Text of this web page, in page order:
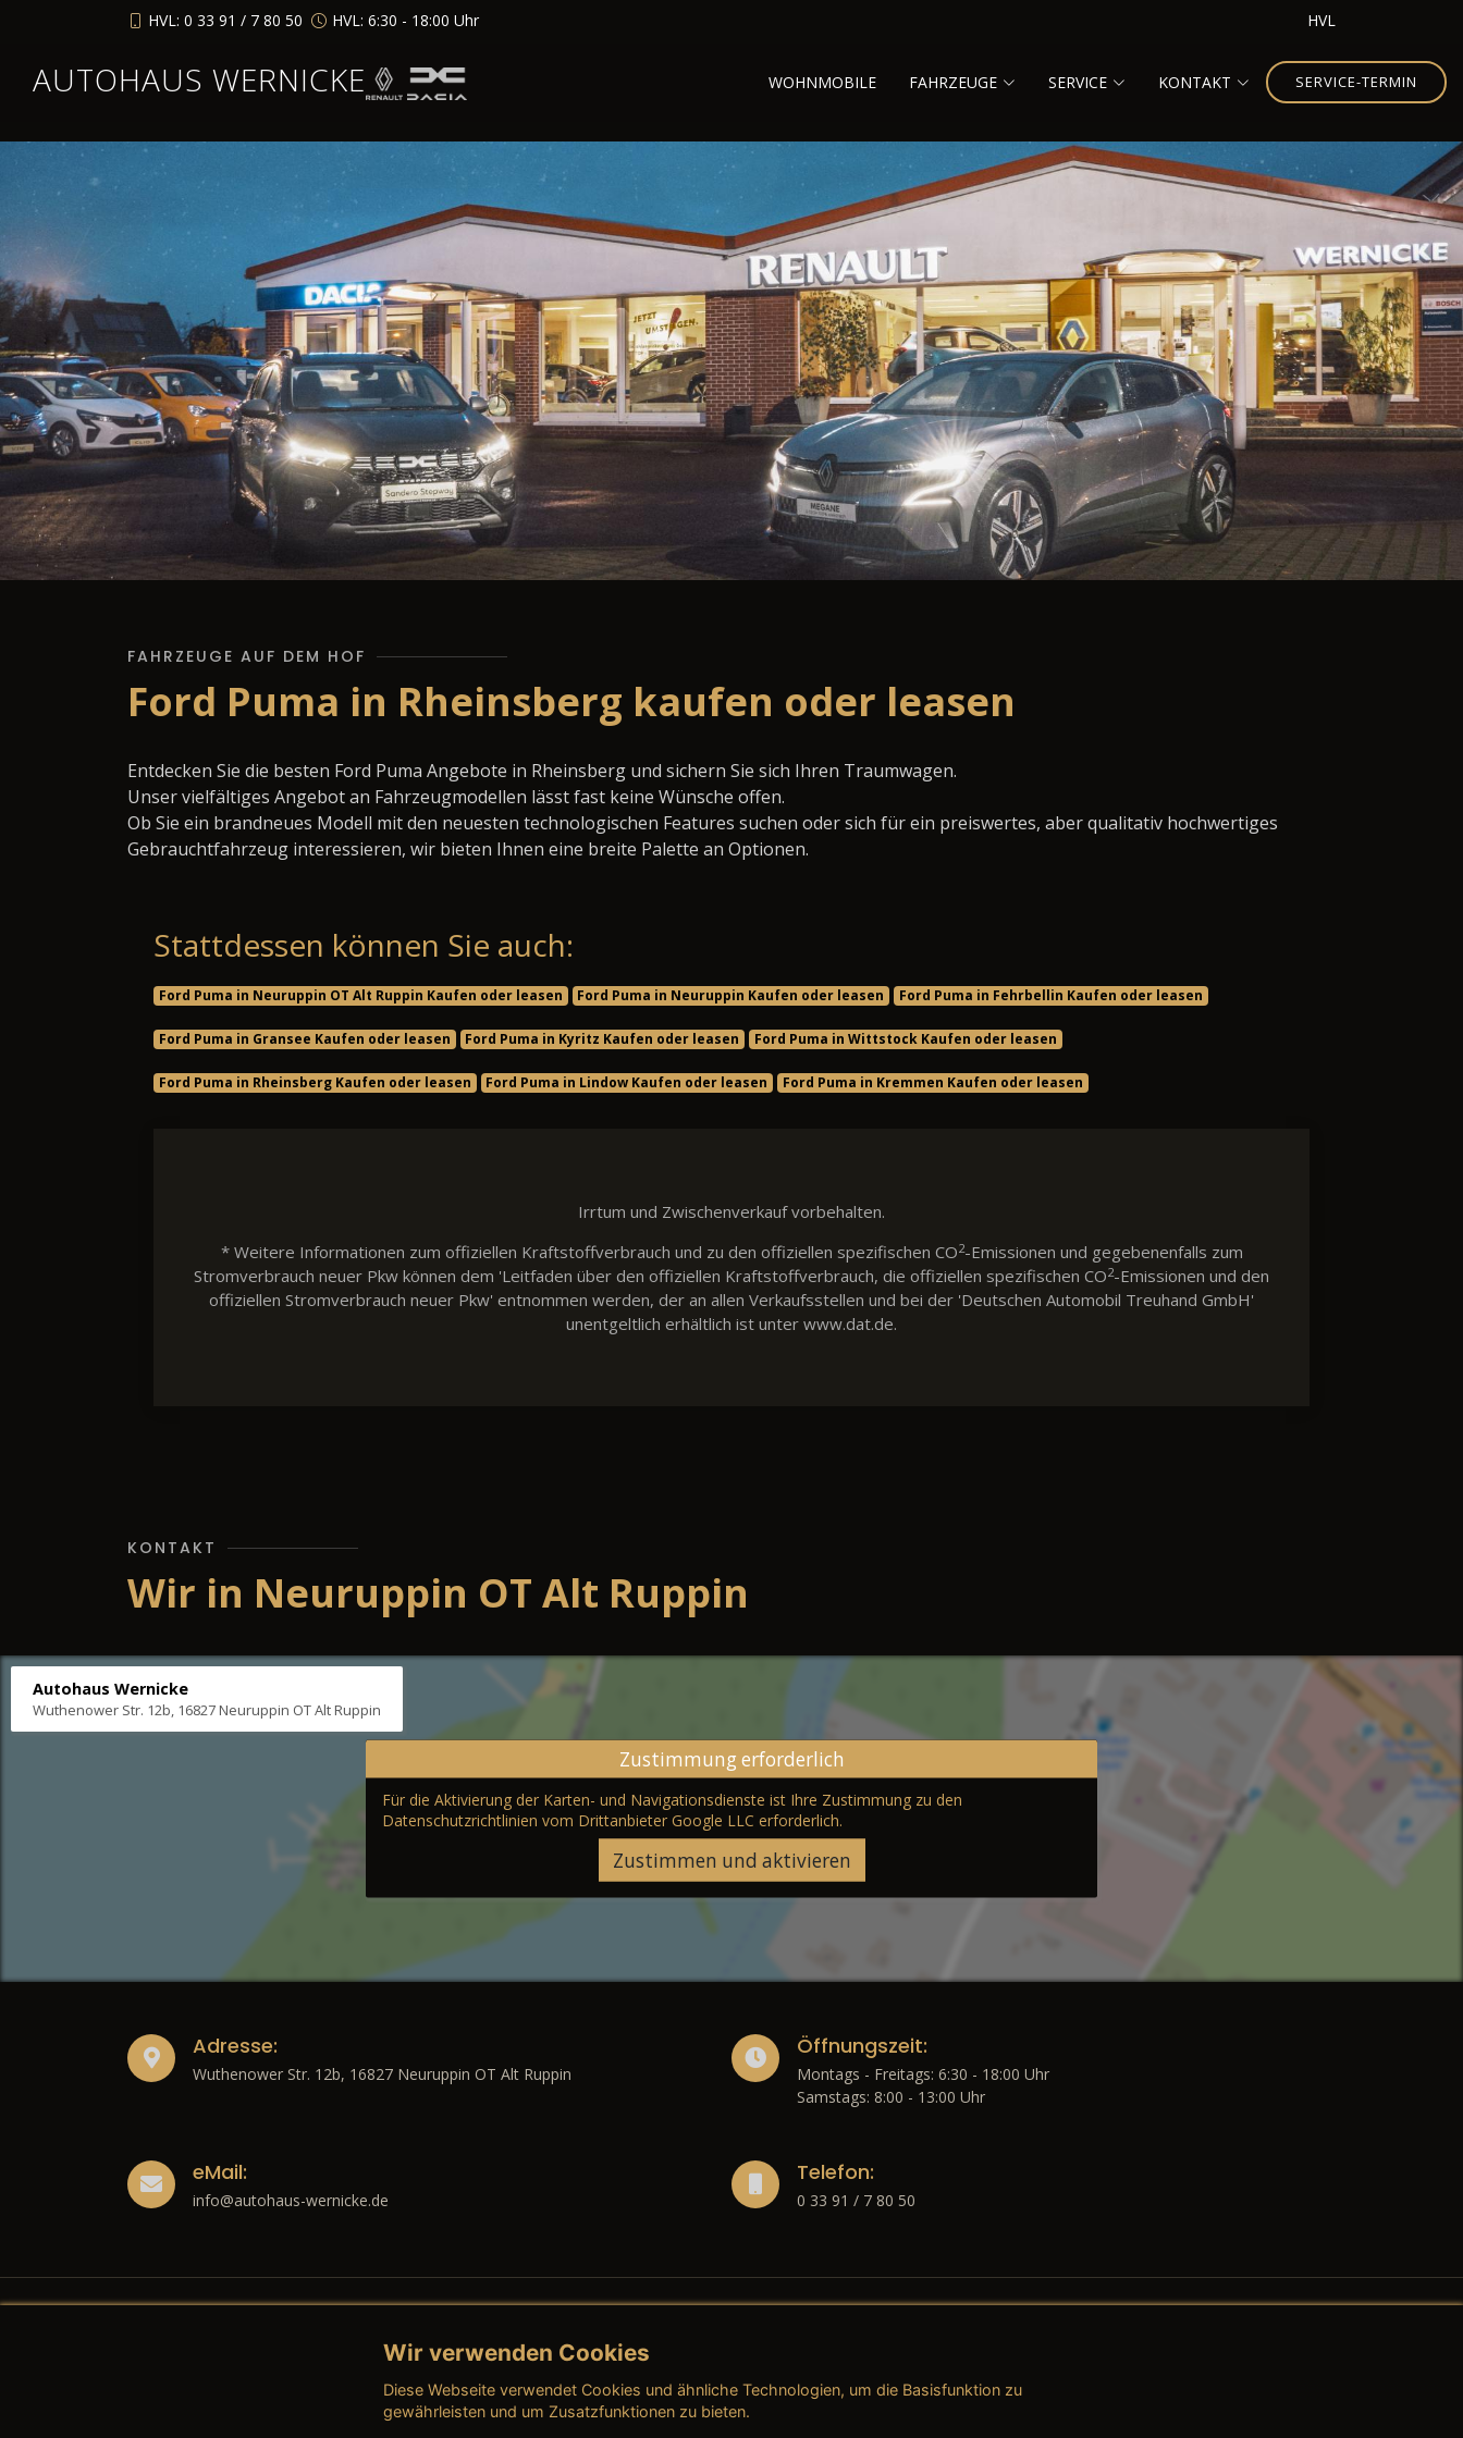
HVL: 0 33 91 / 7 80 50 HVL: 6:30 - 18:00 Uhr HVL
AUTOHAUS WERNICKE WOHNMOBILE FAHRZEUGE SERVICE KONTAKT SERVICE-TERMIN
FAHRZEUGE AUF DEM HOF
Ford Puma in Rheinsberg kaufen oder leasen
Entdecken Sie die besten Ford Puma Angebote in Rheinsberg und sichern Sie sich Ihren Traumwagen.
Unser vielfältiges Angebot an Fahrzeugmodellen lässt fast keine Wünsche offen.
Ob Sie ein brandneues Modell mit den neuesten technologischen Features suchen oder sich für ein preiswertes, aber qualitativ hochwertiges
Gebrauchtfahrzeug interessieren, wir bieten Ihnen eine breite Palette an Optionen.
Stattdessen können Sie auch:
Ford Puma in Neuruppin OT Alt Ruppin Kaufen oder leasen Ford Puma in Neuruppin Kaufen oder leasen Ford Puma in Fehrbellin Kaufen oder leasen
Ford Puma in Gransee Kaufen oder leasen Ford Puma in Kyritz Kaufen oder leasen Ford Puma in Wittstock Kaufen oder leasen
Ford Puma in Rheinsberg Kaufen oder leasen Ford Puma in Lindow Kaufen oder leasen Ford Puma in Kremmen Kaufen oder leasen
Irrtum und Zwischenverkauf vorbehalten.
* Weitere Informationen zum offiziellen Kraftstoffverbrauch und zu den offiziellen spezifischen CO2-Emissionen und gegebenenfalls zum
Stromverbrauch neuer Pkw können dem 'Leitfaden über den offiziellen Kraftstoffverbrauch, die offiziellen spezifischen CO2-Emissionen und den
offiziellen Stromverbrauch neuer Pkw' entnommen werden, der an allen Verkaufsstellen und bei der 'Deutschen Automobil Treuhand GmbH'
unentgeltlich erhältlich ist unter www.dat.de.
KONTAKT
Wir in Neuruppin OT Alt Ruppin
Autohaus Wernicke
Wuthenower Str. 12b, 16827 Neuruppin OT Alt Ruppin
Zustimmung erforderlich
Für die Aktivierung der Karten- und Navigationsdienste ist Ihre Zustimmung zu den
Datenschutzrichtlinien vom Drittanbieter Google LLC erforderlich.
Zustimmen und aktivieren
Adresse:
Wuthenower Str. 12b, 16827 Neuruppin OT Alt Ruppin
Öffnungszeit:
Montags - Freitags: 6:30 - 18:00 Uhr
Samstags: 8:00 - 13:00 Uhr
eMail:
info@autohaus-wernicke.de
Telefon:
0 33 91 / 7 80 50
Rechtliches
→ Impressum
→ AGB (Neuwagen)
→ AGB (Teile & Zubehör)
Wir verwenden Cookies
Diese Webseite verwendet Cookies und ähnliche Technologien, um die Basisfunktion zu
gewährleisten und um Zusatzfunktionen zu bieten.